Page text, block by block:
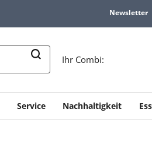
Newsletter
Ihr Combi:
Service Nachhaltigkeit